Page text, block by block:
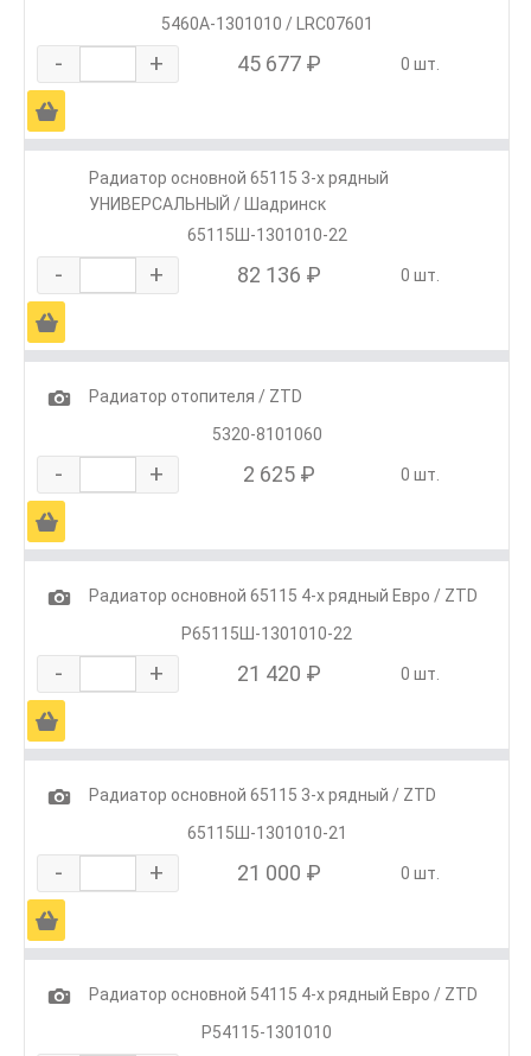
5460А-1301010 / LRС07601
- + 45 677 ₽ 0 шт.
Ä
Радиатор основной 65115 3-х рядный
УНИВЕРСАЛЬНЫЙ / Шадринск
65115Ш-1301010-22
- + 82 136 ₽ 0 шт.
Ä
1
Радиатор отопителя / ZTD
5320-8101060
- + 2 625 ₽ 0 шт.
Ä
1
Радиатор основной 65115 4-х рядный Евро / ZTD
Р65115Ш-1301010-22
- + 21 420 ₽ 0 шт.
Ä
1
Радиатор основной 65115 3-х рядный / ZTD
65115Ш-1301010-21
- + 21 000 ₽ 0 шт.
Ä
1
Радиатор основной 54115 4-х рядный Евро / ZTD
Р54115-1301010